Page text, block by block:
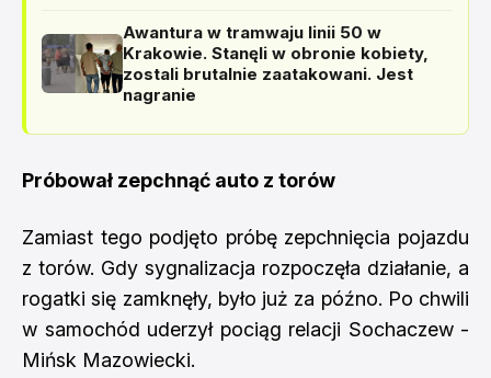
Awantura w tramwaju linii 50 w
Krakowie. Stanęli w obronie kobiety,
zostali brutalnie zaatakowani. Jest
nagranie
Próbował zepchnąć auto z torów
Zamiast tego podjęto próbę zepchnięcia pojazdu
z torów. Gdy sygnalizacja rozpoczęła działanie, a
rogatki się zamknęły, było już za późno. Po chwili
w samochód uderzył pociąg relacji Sochaczew -
Mińsk Mazowiecki.